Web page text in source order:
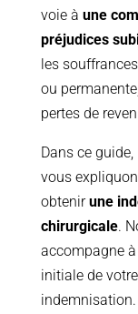
voie à une
préjudices
les
ou
pertes de
Dans ce
vous
obtenirune
chirurgicale.
accompagne à
initiale de
indemnisation.